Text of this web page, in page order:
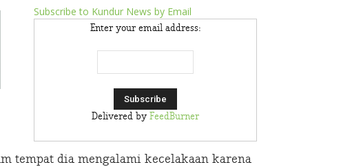
tempat dia mengalami kecelakaan karena
Subscribe to Kundur News by Email
Enter your email address:
Delivered by FeedBurner